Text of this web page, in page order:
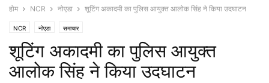
होम NCR नोएडा शूटिंग अकादमी का पुलिस आयुक्त आलोक सिंह ने किया उदघाटन
NCR नोएडा समाचार
शूटिंग अकादमी का पुलिस आयुक्त
आलोक सिंह ने किया उदघाटन